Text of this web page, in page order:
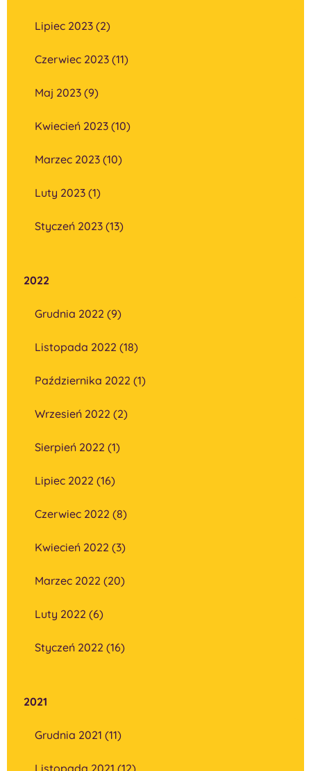
Lipiec 2023 (2)
Czerwiec 2023 (11)
Maj 2023 (9)
Kwiecień 2023 (10)
Marzec 2023 (10)
Luty 2023 (1)
Styczeń 2023 (13)
2022
Grudnia 2022 (9)
Listopada 2022 (18)
Października 2022 (1)
Wrzesień 2022 (2)
Sierpień 2022 (1)
Lipiec 2022 (16)
Czerwiec 2022 (8)
Kwiecień 2022 (3)
Marzec 2022 (20)
Luty 2022 (6)
Styczeń 2022 (16)
2021
Grudnia 2021 (11)
Listopada 2021 (12)